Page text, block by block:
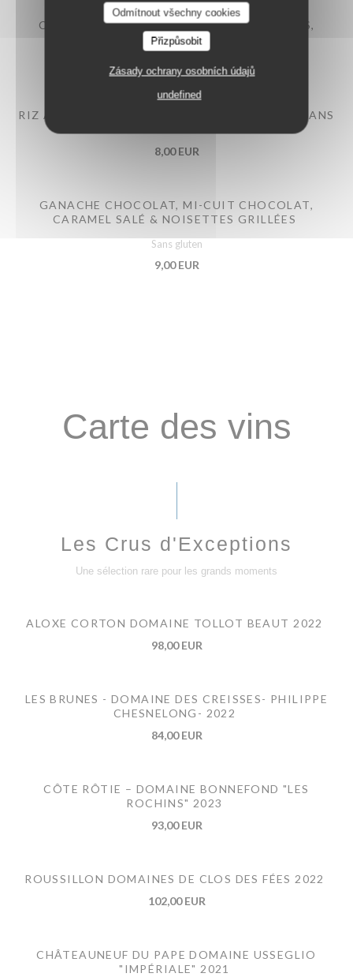
Odmítnout všechny cookies
Přizpůsobit
Zásady ochrany osobních údajů
undefined
CROUSTILLANT DE GORGONZOLA, CERISES,
CRESSON & SIROP D'ÉRABLE
RIZ AU LAIT VANILLÉ, PASSION & NOIX DE PÉCANS
8,00 EUR
GANACHE CHOCOLAT, MI-CUIT CHOCOLAT,
CARAMEL SALÉ & NOISETTES GRILLÉES
Sans gluten
9,00 EUR
Carte des vins
Les Crus d'Exceptions
Une sélection rare pour les grands moments
ALOXE CORTON DOMAINE TOLLOT BEAUT 2022
98,00 EUR
LES BRUNES - DOMAINE DES CREISSES- PHILIPPE
CHESNELONG- 2022
84,00 EUR
CÔTE RÔTIE – DOMAINE BONNEFOND "LES
ROCHINS" 2023
93,00 EUR
ROUSSILLON DOMAINES DE CLOS DES FÉES 2022
102,00 EUR
CHÂTEAUNEUF DU PAPE DOMAINE USSEGLIO
"IMPÉRIALE" 2021